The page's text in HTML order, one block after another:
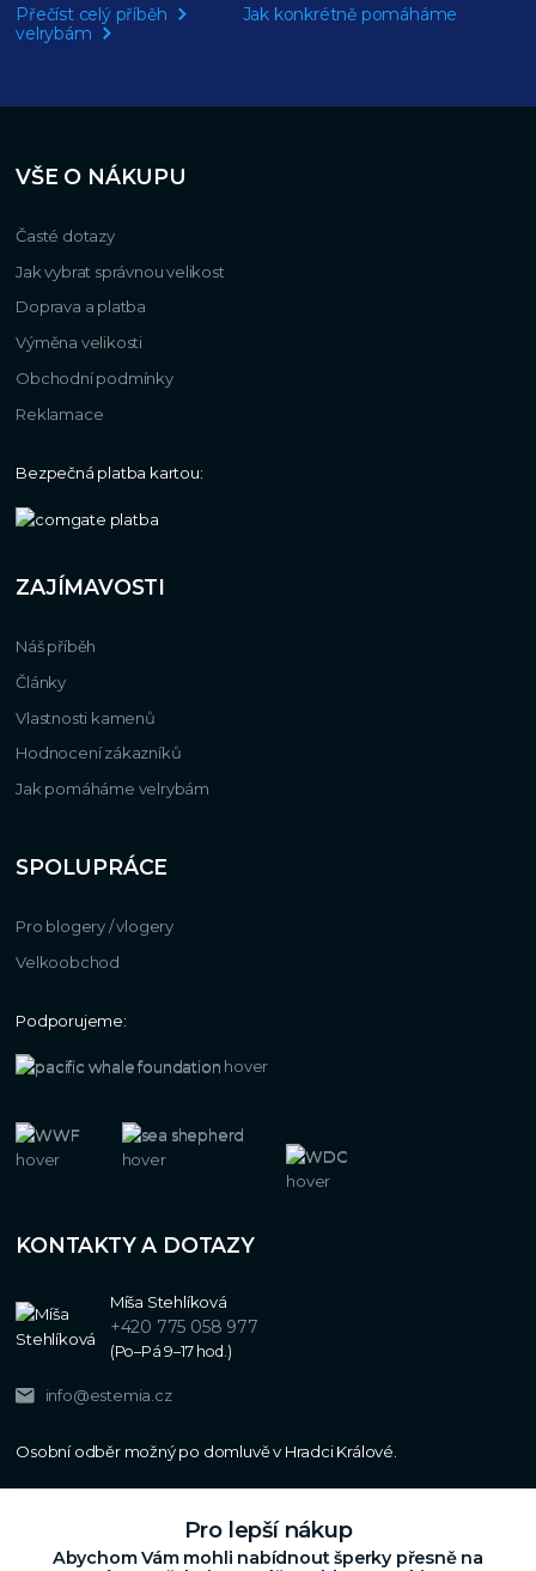
Přečíst celý příběh
Jak konkrétně pomáháme
velrybám
VŠE O NÁKUPU
Časté dotazy
Jak vybrat správnou velikost
Doprava a platba
Výměna velikosti
Obchodní podmínky
Reklamace
Bezpečná platba kartou:
ZAJÍMAVOSTI
Náš příběh
Články
Vlastnosti kamenů
Hodnocení zákazníků
Jak pomáháme velrybám
SPOLUPRÁCE
Pro blogery / vlogery
Velkoobchod
Podporujeme:
KONTAKTY A DOTAZY
Míša Stehlíková
+420 775 058 977
(Po–Pá 9–17 hod.)
info@estemia.cz
Pro lepší nákup
Abychom Vám mohli nabídnout šperky přesně na